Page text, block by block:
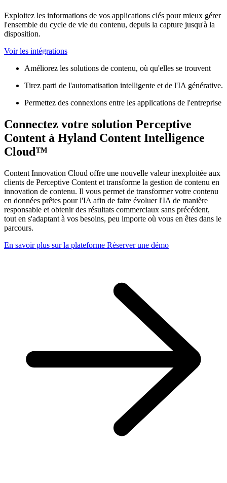
Exploitez les informations de vos applications clés pour mieux gérer
l'ensemble du cycle de vie du contenu, depuis la capture jusqu'à la
disposition.
Voir les intégrations
Améliorez les solutions de contenu, où qu'elles se trouvent
Tirez parti de l'automatisation intelligente et de l'IA générative.
Permettez des connexions entre les applications de l'entreprise
Connectez votre solution Perceptive
Content à Hyland Content Intelligence
Cloud™
Content Innovation Cloud offre une nouvelle valeur inexploitée aux
clients de Perceptive Content et transforme la gestion de contenu en
innovation de contenu. Il vous permet de transformer votre contenu
en données prêtes pour l'IA afin de faire évoluer l'IA de manière
responsable et obtenir des résultats commerciaux sans précédent,
tout en s'adaptant à vos besoins, peu importe où vous en êtes dans le
parcours.
En savoir plus sur la plateforme Réserver une démo